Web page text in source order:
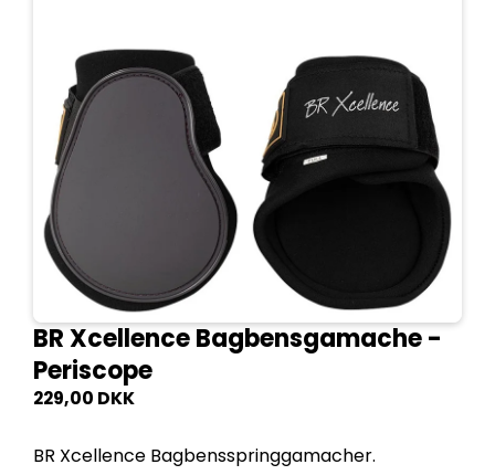
BR Xcellence Bagbensgamache -
Periscope
229,00 DKK
BR Xcellence Bagbensspringgamacher.